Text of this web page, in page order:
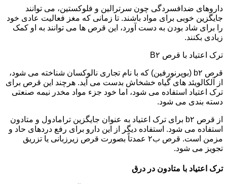
داروهای ضدافسردگی چون سرترالین و فلوکستین، می توانند
جایگزین خوبی برای مواد باشند. تا زمانی که مغز فعالیت عادی خود
را برای شاد بودن به دست آورد، این قرص ها می توانند به او کمک
زیادی بکنند.
ترک اعتیاد با قرص B۲
قرص b۲ (بوپرنورفین) که با نام تجاری نالوکسان شناخته می شود،
از آلکالویئد های گیاه خشخاش بدست می آید. هرچند این قرص برای
ترک اعتیاد استفاده می شود، اما خود جزء مواد مخدر نیمه صنعتی
دسته بندی می شود.
از قرص b۲ برای ترک اعتیاد به عنوان جایگزین ترامادول و متادون
استفاده می شود. استفاده دیگر از این دارو برای رفع دردهای حاد و
مزمن است. قرص ب۲ عمدتاً بصورت قرص زیرزبانی یا تزریق
تجویز می شود.
ترک اعتیاد با متادون در درق